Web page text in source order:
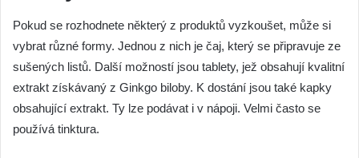
Pokud se rozhodnete některý z produktů vyzkoušet, může si
vybrat různé formy. Jednou z nich je čaj, který se připravuje ze
sušených listů. Další možností jsou tablety, jež obsahují kvalitní
extrakt získávaný z Ginkgo biloby. K dostání jsou také kapky
obsahující extrakt. Ty lze podávat i v nápoji. Velmi často se
používá tinktura.